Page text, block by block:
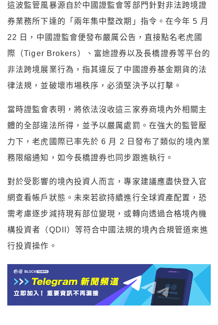
這波監管風暴源自於中國證監會等部門針對非法跨境證
券業務所下達的「兩年集中整改期」指令。在今年 5 月
22 日，中國證監會便發布嚴厲公告，直接點名老虎國
際（Tiger Brokers）、富途證券以及長橋證券等平台的
非法跨境展業行為，指其違反了中國證券基金期貨的法
律法規，並破壞市場秩序，必須堅決予以打擊。
當時證監會表明，將依法沒收這三家券商境內外相關主
體的全部違法所得，並予以嚴厲處罰。在強大的監管壓
力下，老虎國際已率先於 6 月 2 日發布了類似的境內業
務限縮通知，如今長橋證券也同步跟進執行。
對於受影響的境內投資人而言，專家建議應盡快登入官
網查看帳戶狀態。未來若欲持續進行全球資產配置，恐
需考慮逐步減持現有部位變現，或轉向透過合格境內機
構投資者（QDII）等符合中國法規的境內合規管道來進
行投資操作。